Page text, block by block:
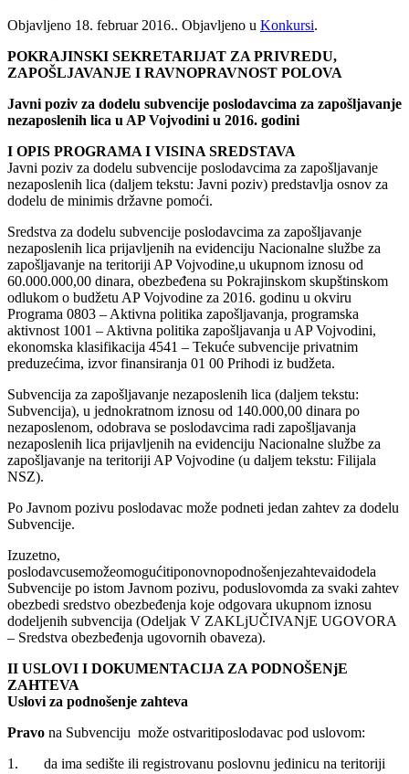
Objavljeno 18. februar 2016.. Objavljeno u Konkursi.
POKRAJINSKI SEKRETARIJAT ZA PRIVREDU,
ZAPOŠLJAVANJE I RAVNOPRAVNOST POLOVA
Javni poziv za dodelu subvencije poslodavcima za zapošljavanje
nezaposlenih lica u AP Vojvodini u 2016. godini
I OPIS PROGRAMA I VISINA SREDSTAVA
Javni poziv za dodelu subvencije poslodavcima za zapošljavanje
nezaposlenih lica (daljem tekstu: Javni poziv) predstavlja osnov za
dodelu de minimis državne pomoći.
Sredstva za dodelu subvencije poslodavcima za zapošljavanje
nezaposlenih lica prijavljenih na evidenciju Nacionalne službe za
zapošljavanje na teritoriji AP Vojvodine,u ukupnom iznosu od
60.000.000,00 dinara, obezbeđena su Pokrajinskom skupštinskom
odlukom o budžetu AP Vojvodine za 2016. godinu u okviru
Programa 0803 – Aktivna politika zapošljavanja, programska
aktivnost 1001 – Aktivna politika zapošljavanja u AP Vojvodini,
ekonomska klasifikacija 4541 – Tekuće subvencije privatnim
preduzećima, izvor finansiranja 01 00 Prihodi iz budžeta.
Subvencija za zapošljavanje nezaposlenih lica (daljem tekstu:
Subvencija), u jednokratnom iznosu od 140.000,00 dinara po
nezaposlenom, odobrava se poslodavcima radi zapošljavanja
nezaposlenih lica prijavljenih na evidenciju Nacionalne službe za
zapošljavanje na teritoriji AP Vojvodine (u daljem tekstu: Filijala
NSZ).
Po Javnom pozivu poslodavac može podneti jedan zahtev za dodelu
Subvencije.
Izuzetno,
poslodavcusemožeomogućitiponovnopodnošenjezahtevaidodela
Subvencije po istom Javnom pozivu, poduslovomda za svaki zahtev
obezbedi sredstvo obezbeđenja koje odgovara ukupnom iznosu
dodeljenih subvencija (Odeljak V ZAKLjUČIVANjE UGOVORA
– Sredstva obezbeđenja ugovornih obaveza).
II USLOVI I DOKUMENTACIJA ZA PODNOŠENjE
ZAHTEVA
Uslovi za podnošenje zahteva
Pravo na Subvenciju može ostvaritiposlodavac pod uslovom:
1. da ima sedište ili registrovanu poslovnu jedinicu na teritoriji